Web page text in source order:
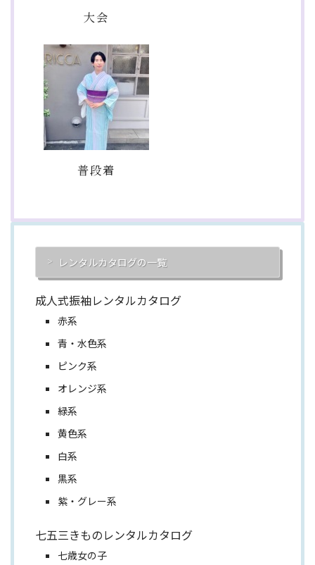
大会
普段着
レンタルカタログの一覧
成人式振袖レンタルカタログ
赤系
青・水色系
ピンク系
オレンジ系
緑系
黄色系
白系
黒系
紫・グレー系
七五三きものレンタルカタログ
七歳女の子